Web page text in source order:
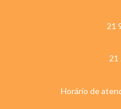
21
21
Horário de